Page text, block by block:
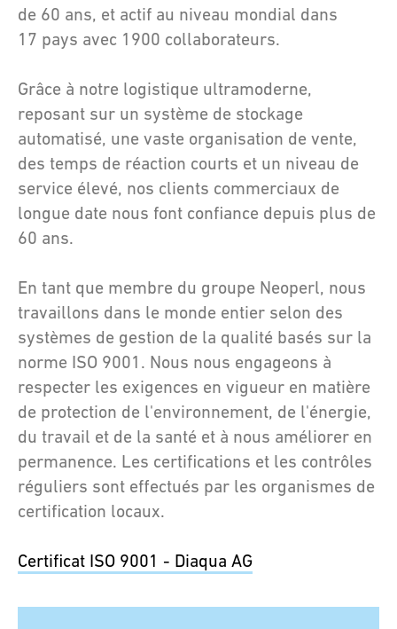
de 60 ans, et actif au niveau mondial dans
17 pays avec 1900 collaborateurs.
Grâce à notre logistique ultramoderne,
reposant sur un système de stockage
automatisé, une vaste organisation de vente,
des temps de réaction courts et un niveau de
service élevé, nos clients commerciaux de
longue date nous font confiance depuis plus de
60 ans.
En tant que membre du groupe Neoperl, nous
travaillons dans le monde entier selon des
systèmes de gestion de la qualité basés sur la
norme ISO 9001. Nous nous engageons à
respecter les exigences en vigueur en matière
de protection de l'environnement, de l'énergie,
du travail et de la santé et à nous améliorer en
permanence. Les certifications et les contrôles
réguliers sont effectués par les organismes de
certification locaux.
Certificat ISO 9001 - Diaqua AG